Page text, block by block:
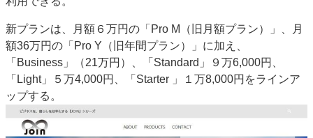
新プランは、月額６万円の「Pro M（旧月額プラン）」、月
額36万円の「Pro Y（旧年間プラン）」に加え、
「Business」（21万円）、「Standard」９万6,000円、
「Light」５万4,000円、「Starter 」１万8,000円をラインア
ップする。